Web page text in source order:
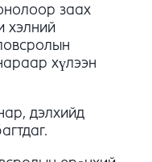
заах
хэлний
хүлээн
дэлхийд